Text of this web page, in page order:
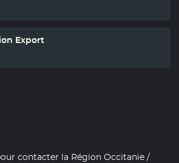
Export
contacter la Région Occitanie /